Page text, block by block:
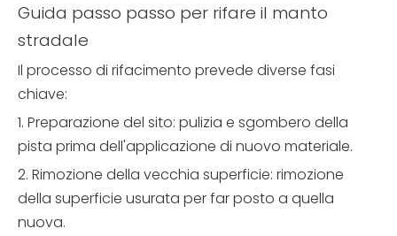
Guida passo passo per rifare il manto
stradale
Il processo di rifacimento prevede diverse fasi
chiave:
1. Preparazione del sito: pulizia e sgombero della
pista prima dell'applicazione di nuovo materiale.
2. Rimozione della vecchia superficie: rimozione
della superficie usurata per far posto a quella
nuova.